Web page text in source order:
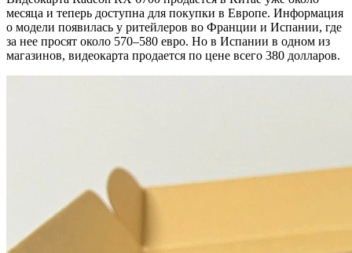
месяца и теперь доступна для покупки в Европе. Информация
о модели появилась у ритейлеров во Франции и Испании, где
за нее просят около 570–580 евро. Но в Испании в одном из
магазинов, видеокарта продается по цене всего 380 долларов.